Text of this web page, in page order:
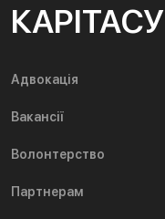
КАРІТАСУ
Адвокація
Вакансії
Волонтерство
Партнерам